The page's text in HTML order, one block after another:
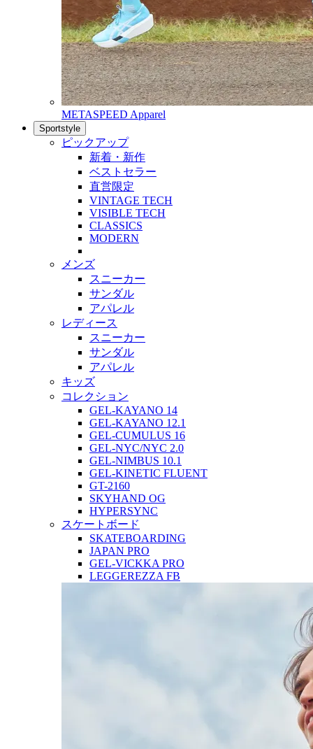
METASPEED Apparel
Sportstyle
ピックアップ
新着・新作
ベストセラー
直営限定
VINTAGE TECH
VISIBLE TECH
CLASSICS
MODERN
メンズ
スニーカー
サンダル
アパレル
レディース
スニーカー
サンダル
アパレル
キッズ
コレクション
GEL-KAYANO 14
GEL-KAYANO 12.1
GEL-CUMULUS 16
GEL-NYC/NYC 2.0
GEL-NIMBUS 10.1
GEL-KINETIC FLUENT
GT-2160
SKYHAND OG
HYPERSYNC
スケートボード
SKATEBOARDING
JAPAN PRO
GEL-VICKKA PRO
LEGGEREZZA FB